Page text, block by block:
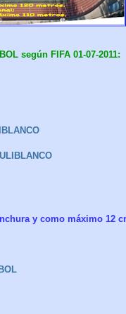
según FIFA 01-07-2011:
y como máximo 12
CULIBLANCO por